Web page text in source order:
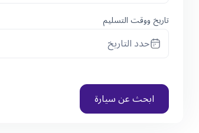
تاريخ ووقت التسليم
حدد التاريخ
ابحث عن سيارة